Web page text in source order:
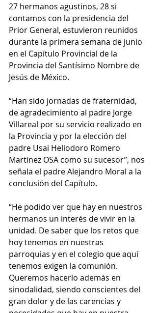
27 hermanos agustinos, 28 si
contamos con la presidencia del
Prior General, estuvieron reunidos
durante la primera semana de junio
en el Capítulo Provincial de la
Provincia del Santísimo Nombre de
Jesús de México.
“Han sido jornadas de fraternidad,
de agradecimiento al padre Jorge
Villareal por su servicio realizado en
la Provincia y por la elección del
padre Usai Heliodoro Romero
Martínez OSA como su sucesor”, nos
señala el padre Alejandro Moral a la
conclusión del Capítulo.
“He podido ver que hay en nuestros
hermanos un interés de vivir en la
unidad. De saber que los retos que
hoy tenemos en nuestras
parroquias y en el colegio que aquí
tenemos exigen la comunión.
Queremos hacerlo además en
sinodalidad, siendo conscientes del
gran dolor y de las carencias y